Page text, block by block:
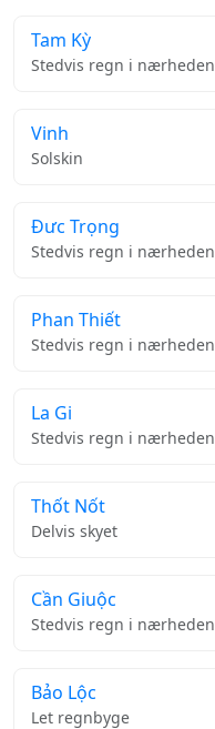
Tam Kỳ
Stedvis regn i nærheden
Vinh
Solskin
Đưc Trọng
Stedvis regn i nærheden
Phan Thiết
Stedvis regn i nærheden
La Gi
Stedvis regn i nærheden
Thốt Nốt
Delvis skyet
Cần Giuộc
Stedvis regn i nærheden
Bảo Lộc
Let regnbyge